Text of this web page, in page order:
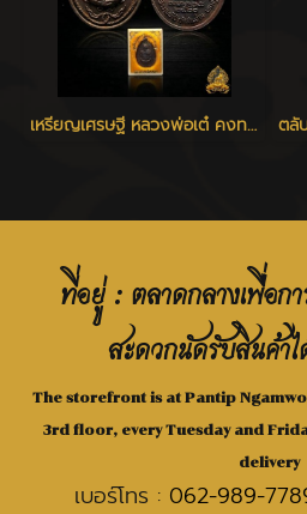
เหรียญเศรษฐี หลวงพ่อเต๋ คงทอง วัดสามง่าม จ.นครปฐม ปี 2520
ที่อยู่ : ตลาดกลางเพื่อก
สะดวกนัดรับสินค้า
The storefront is at Pantip
3rd floor, every Tuesday and
delivery
เบอร์โทร : 062-989-